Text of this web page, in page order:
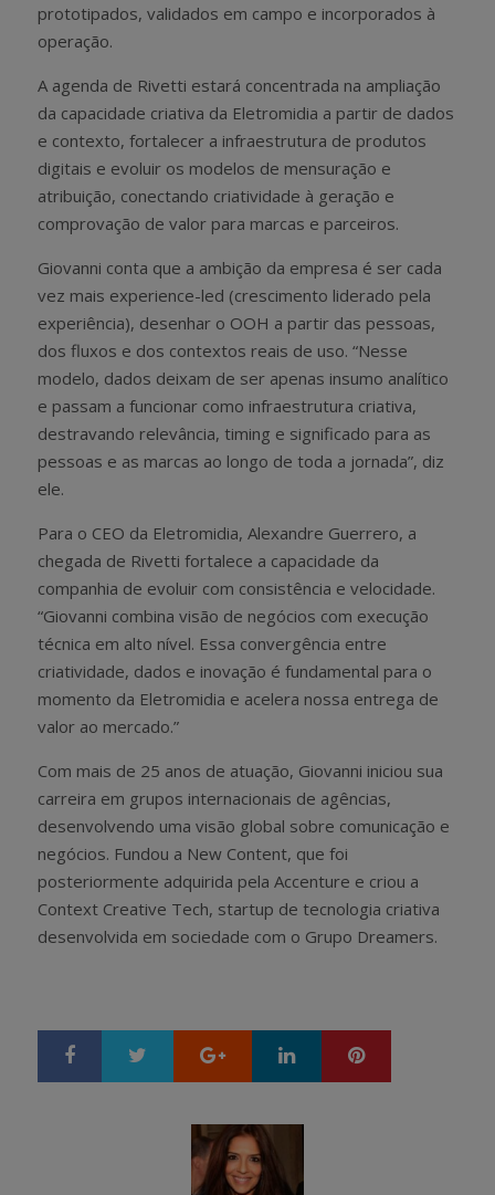
prototipados, validados em campo e incorporados à
operação.
A agenda de Rivetti estará concentrada na ampliação
da capacidade criativa da Eletromidia a partir de dados
e contexto, fortalecer a infraestrutura de produtos
digitais e evoluir os modelos de mensuração e
atribuição, conectando criatividade à geração e
comprovação de valor para marcas e parceiros.
Giovanni conta que a ambição da empresa é ser cada
vez mais experience-led (crescimento liderado pela
experiência), desenhar o OOH a partir das pessoas,
dos fluxos e dos contextos reais de uso. “Nesse
modelo, dados deixam de ser apenas insumo analítico
e passam a funcionar como infraestrutura criativa,
destravando relevância, timing e significado para as
pessoas e as marcas ao longo de toda a jornada”, diz
ele.
Para o CEO da Eletromidia, Alexandre Guerrero, a
chegada de Rivetti fortalece a capacidade da
companhia de evoluir com consistência e velocidade.
“Giovanni combina visão de negócios com execução
técnica em alto nível. Essa convergência entre
criatividade, dados e inovação é fundamental para o
momento da Eletromidia e acelera nossa entrega de
valor ao mercado.”
Com mais de 25 anos de atuação, Giovanni iniciou sua
carreira em grupos internacionais de agências,
desenvolvendo uma visão global sobre comunicação e
negócios. Fundou a New Content, que foi
posteriormente adquirida pela Accenture e criou a
Context Creative Tech, startup de tecnologia criativa
desenvolvida em sociedade com o Grupo Dreamers.
Google+ LinkedIn